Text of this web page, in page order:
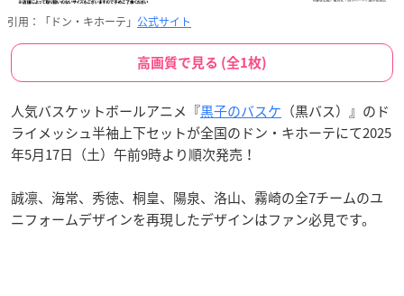
引用：「ドン・キホーテ」 公式サイト
高画質で見る (全1枚)
人気バスケットボールアニメ『黒子のバスケ （黒バス）』のド
ライメッシュ半袖上下セットが全国のドン・キホーテにて2025
年5月17日（土）午前9時より順次発売！
誠凛、海常、秀徳、桐皇、陽泉、洛山、霧崎の全7チームのユ
ニフォームデザインを再現したデザインはファン必見です。